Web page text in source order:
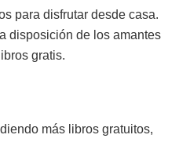
para disfrutar desde casa.
disposición de los amantes
gratis.
más libros gratuitos,